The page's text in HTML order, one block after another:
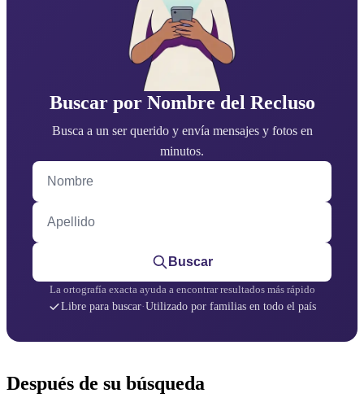
Buscar por Nombre del Recluso
Busca a un ser querido y envía mensajes y fotos en
minutos.
Nombre
Apellido
Buscar
La ortografía exacta ayuda a encontrar resultados más rápido
Libre para buscar·Utilizado por familias en todo el país
Después de su búsqueda